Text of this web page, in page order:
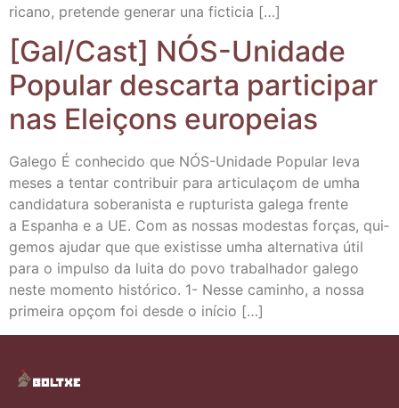
ri­cano, pre­ten­de gene­rar una ficticia […]
[Gal/​Cast] NÓS-Uni­da­de
Popu­lar des­car­ta par­ti­ci­par
nas Eleiçons europeias
Gale­go É conhe­ci­do que NÓS-Uni­­da­­de Popu­lar leva
meses a ten­tar con­tri­buir para arti­cu­laçom de umha
can­di­da­tu­ra sobe­ra­nis­ta e rup­tu­ris­ta gale­ga fren­te
a Espanha e a UE. Com as nos­sas modes­tas forças, qui­
ge­mos aju­dar que que exis­tis­se umha alter­na­ti­va útil
para o impul­so da lui­ta do povo tra­balha­dor gale­go
nes­te momen­to his­tó­ri­co. 1- Nes­se caminho, a nos­sa
pri­mei­ra opçom foi des­de o início […]